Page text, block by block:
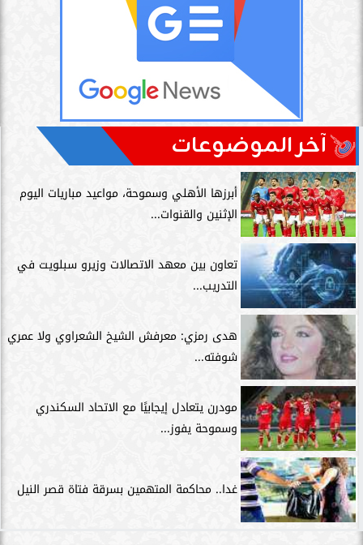
آخر الموضوعات
أبرزها الأهلي وسموحة، مواعيد مباريات اليوم
الإثنين والقنوات...
تعاون بين معهد الاتصالات وزيرو سبلويت في
التدريب...
هدى رمزي: معرفش الشيخ الشعراوي ولا عمري
شوفته...
مودرن يتعادل إيجابيًا مع الاتحاد السكندري
وسموحة يفوز...
غدا.. محاكمة المتهمين بسرقة فتاة قصر النيل